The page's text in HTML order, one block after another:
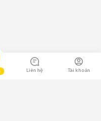
Liên hệ Tài khoản